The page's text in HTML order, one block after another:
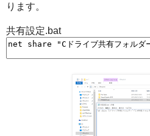
ります。
共有設定.bat